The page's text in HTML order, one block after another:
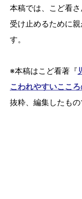
本稿では、こど看
受け止めるために
す。
※本稿はこど看著『
こわれやすいここ
抜粋、編集したもの